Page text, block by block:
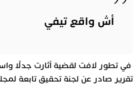
أش واقع تيفي
في تطور لافت لقضية أثارت جدلًا
تقرير صادر عن لجنة تحقيق تابعة